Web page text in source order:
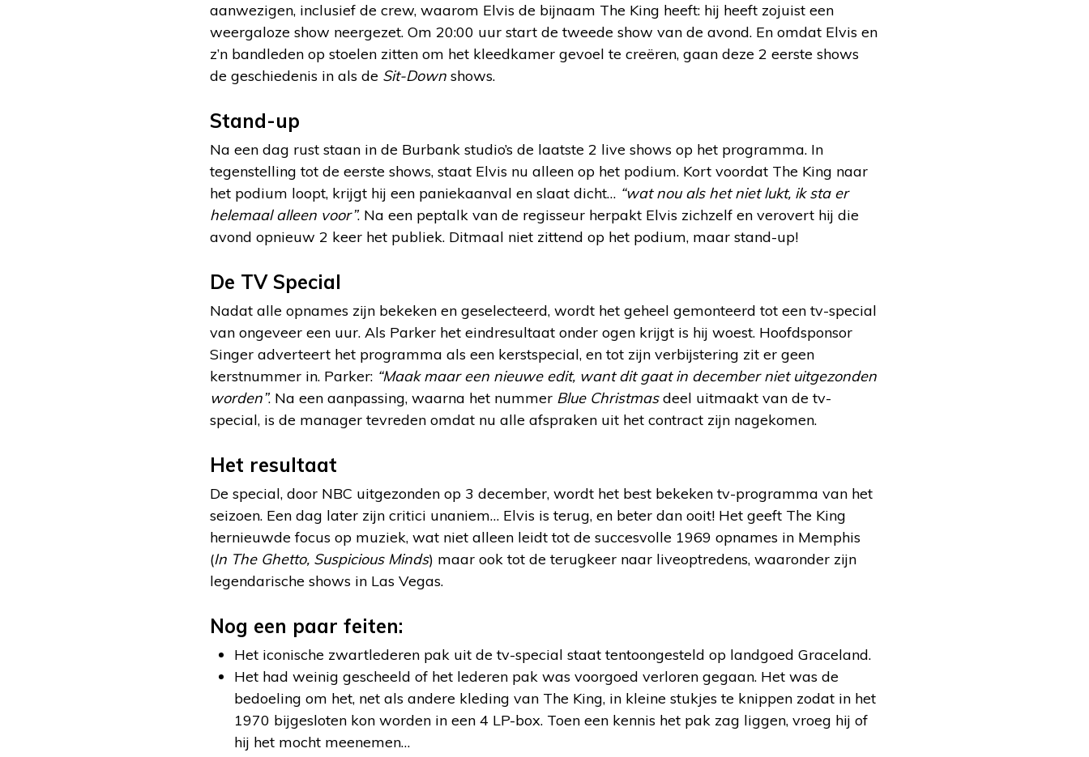
aanwezigen, inclusief de crew, waarom Elvis de bijnaam The King heeft: hij heeft zojuist een
weergaloze show neergezet. Om 20:00 uur start de tweede show van de avond. En omdat Elvis en
z’n bandleden op stoelen zitten om het kleedkamer gevoel te creëren, gaan deze 2 eerste shows
de geschiedenis in als de Sit-Down shows.
Stand-up
Na een dag rust staan in de Burbank studio’s de laatste 2 live shows op het programma. In
tegenstelling tot de eerste shows, staat Elvis nu alleen op het podium. Kort voordat The King naar
het podium loopt, krijgt hij een paniekaanval en slaat dicht… “wat nou als het niet lukt, ik sta er
helemaal alleen voor”. Na een peptalk van de regisseur herpakt Elvis zichzelf en verovert hij die
avond opnieuw 2 keer het publiek. Ditmaal niet zittend op het podium, maar stand-up!
De TV Special
Nadat alle opnames zijn bekeken en geselecteerd, wordt het geheel gemonteerd tot een tv-special
van ongeveer een uur. Als Parker het eindresultaat onder ogen krijgt is hij woest. Hoofdsponsor
Singer adverteert het programma als een kerstspecial, en tot zijn verbijstering zit er geen
kerstnummer in. Parker: “Maak maar een nieuwe edit, want dit gaat in december niet uitgezonden
worden”. Na een aanpassing, waarna het nummer Blue Christmasdeel uitmaakt van de tv-
special, is de manager tevreden omdat nu alle afspraken uit het contract zijn nagekomen.
Het resultaat
De special, door NBC uitgezonden op 3 december, wordt het best bekeken tv-programma van het
seizoen. Een dag later zijn critici unaniem… Elvis is terug, en beter dan ooit! Het geeft The King
hernieuwde focus op muziek, wat niet alleen leidt tot de succesvolle 1969 opnames in Memphis
(In The Ghetto, Suspicious Minds) maar ook tot de terugkeer naar liveoptredens, waaronder zijn
legendarische shows in Las Vegas.
Nog een paar feiten:
Het iconische zwartlederen pak uit de tv-special staat tentoongesteld op landgoed Graceland.
Het had weinig gescheeld of het lederen pak was voorgoed verloren gegaan. Het was de
bedoeling om het, net als andere kleding van The King, in kleine stukjes te knippen zodat in het
1970 bijgesloten kon worden in een 4 LP-box. Toen een kennis het pak zag liggen, vroeg hij of
hij het mocht meenemen…